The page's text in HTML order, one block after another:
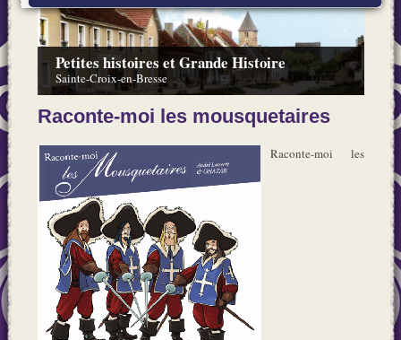
Petites histoires et Grande Histoire
Sainte-Croix-en-Bresse
Raconte-moi les mousquetaires
Raconte-moi les